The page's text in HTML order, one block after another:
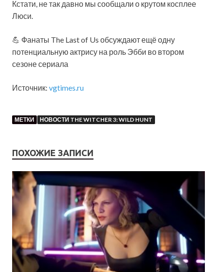
Кстати, не так давно мы сообщали о крутом косплее
Люси.
💪 Фанаты The Last of Us обсуждают ещё одну
потенциальную актрису на роль Эбби во втором
сезоне сериала
Источник: vgtimes.ru
МЕТКИ НОВОСТИ THE WITCHER 3: WILD HUNT
ПОХОЖИЕ ЗАПИСИ